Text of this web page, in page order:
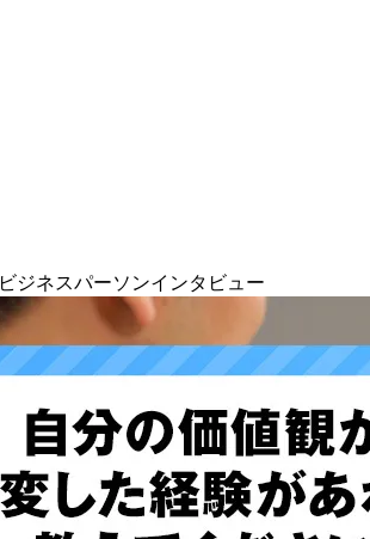
ビジネスパーソンインタビュー